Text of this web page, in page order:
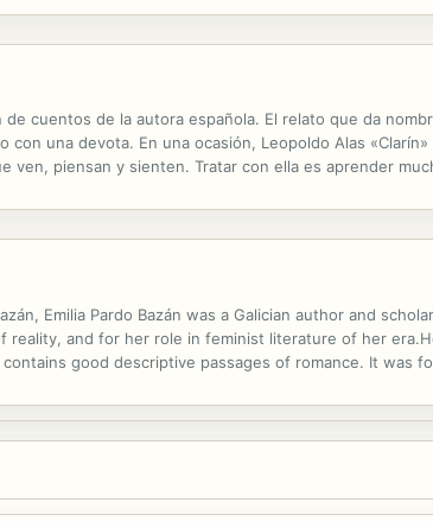
de cuentos de la autora española. El relato que da
una devota. En una ocasión, Leopoldo Alas
ven, piensan y sienten. Tratar con ella es aprender
Emilia Pardo Bazán was a Galician author and
and for her role in feminist literature of her
good descriptive passages of romance. It was